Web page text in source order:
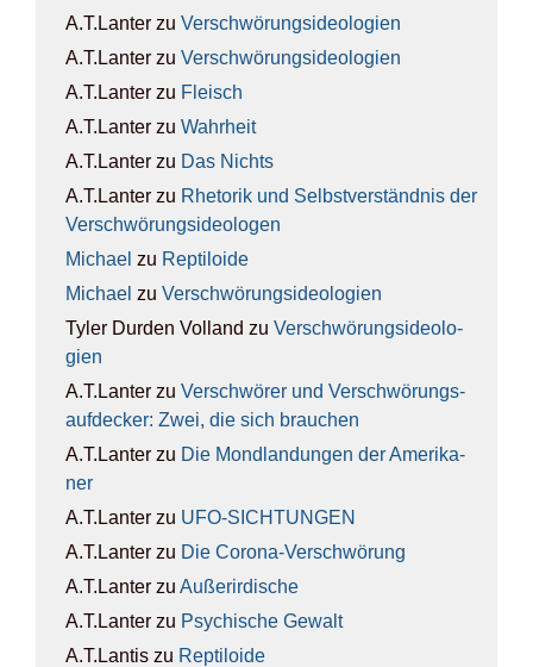
A.T.Lanter zu Ver­schwö­rungs­ideo­lo­gien
A.T.Lanter zu Ver­schwö­rungs­ideo­lo­gien
A.T.Lanter zu Fleisch
A.T.Lanter zu Wahr­heit
A.T.Lanter zu Das Nichts
A.T.Lanter zu Rhe­to­rik und Selbst­ver­ständ­nis der
Ver­schwö­rungs­ideo­lo­gen
Michael zu Rep­ti­lo­ide
Michael zu Ver­schwö­rungs­ideo­lo­gien
Tyler Durden Volland zu Ver­schwö­rungs­ideo­lo­
gien
A.T.Lanter zu Ver­schwö­rer und Ver­schwö­rungs­
auf­de­cker: Zwei, die sich brau­chen
A.T.Lanter zu Die Mond­lan­dun­gen der Ame­ri­ka­
ner
A.T.Lanter zu UFO-SICH­TUN­GEN
A.T.Lanter zu Die Coro­na-Ver­schwö­rung
A.T.Lanter zu Außer­ir­di­sche
A.T.Lanter zu Psy­chi­sche Gewalt
A.T.Lantis zu Rep­ti­lo­ide